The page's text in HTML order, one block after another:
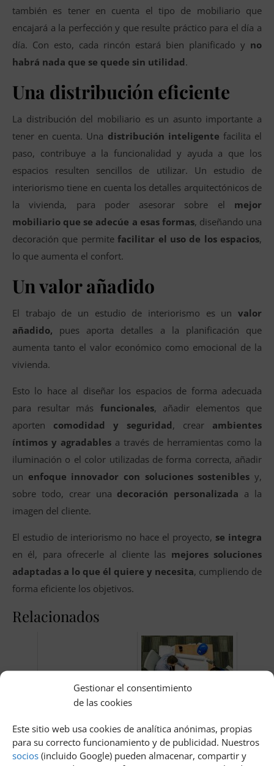
Gestionar el consentimiento
de las cookies
Este sitio web usa cookies de analítica anónimas, propias
para su correcto funcionamiento y de publicidad. Nuestros
socios (incluido Google) pueden almacenar, compartir y
también es tener en cuenta el tipo de mobiliario que
encajará a la perfección y que resulte práctico para el día a
día. Con esto, cada rincón estará bien planificado y no
habrá nada que se quede sin utilidad.
Una distribución eficiente
La distribución del mobiliario es un asunto importante a
tener en cuenta. Una distribución inteligente facilita el
paso, contribuye a la funcionalidad y ayuda a que los
espacios resulten sencillos de utilizar. Un estudio de
interiorismo tiene en cuenta los detalles arquitectónicos de
la vivienda, para poder asesorar sobre el mejor
mobiliario que se adecúe a esas formas, diseñando una
decoración que permitefacilitar el uso de los espacios,
lo que aumenta el confort.
Un valor añadido
El trabajo de un estudio de interiorismo es un valor
añadido, pues aporta detalles a la planificación que
aumenta tanto el valor económico como emocional de la
vivienda.
Esto lo hace al diseñar los espacios de forma adecuada
para resultar más funcionales, añadir elementos que
aporten comodidad y seguridad, crear ambientes
íntimos y agradables a través de herramientas como la
iluminación o el color utilizadas de forma correcta, añadir
un enfoque innovador con soluciones sostenibles y,
sobre todo, crear una decoración personalizada a la
imagen del cliente.
El estudio de interiorismo no hace el proyecto, se integra
en él, para ofrecerle al cliente las mejores soluciones
adaptadas a lo que él quiere y necesita, cumpliendo de
forma eficiente los objetivos.
Relacionados
Como aclarar una imagen
en word
El arte de transformar
espacios que contribuyen a
la mejora de la calidad de
vida y el entorno